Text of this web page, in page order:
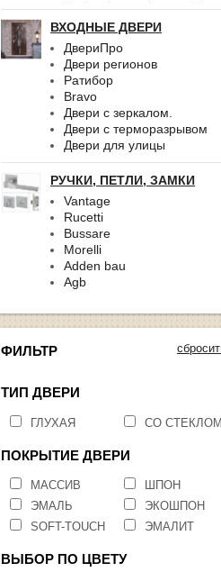
ВХОДНЫЕ ДВЕРИ
ДвериПро
Двери регионов
Ратибор
Bravo
Двери с зеркалом.
Двери с терморазрывом
Двери для улицы
РУЧКИ, ПЕТЛИ, ЗАМКИ
Vantage
Rucetti
Bussare
Morelli
Adden bau
Agb
ФИЛЬТР
ТИП ДВЕРИ
ГЛУХАЯ СО СТЕКЛОМ
ПОКРЫТИЕ ДВЕРИ
МАССИВ
ШПОН
ЭМАЛЬ
ЭКОШПОН
SOFT-TOUCH
ЭМАЛИТ
ВЫБОР ПО ЦВЕТУ